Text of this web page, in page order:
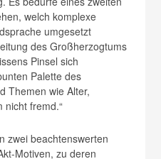
welch komplexe
umgesetzt
des Großherzogtums
Pinsel sich
Palette des
Themen wie Alter,
nicht fremd.“
zwei beachtenswerten
Motiven, zu deren